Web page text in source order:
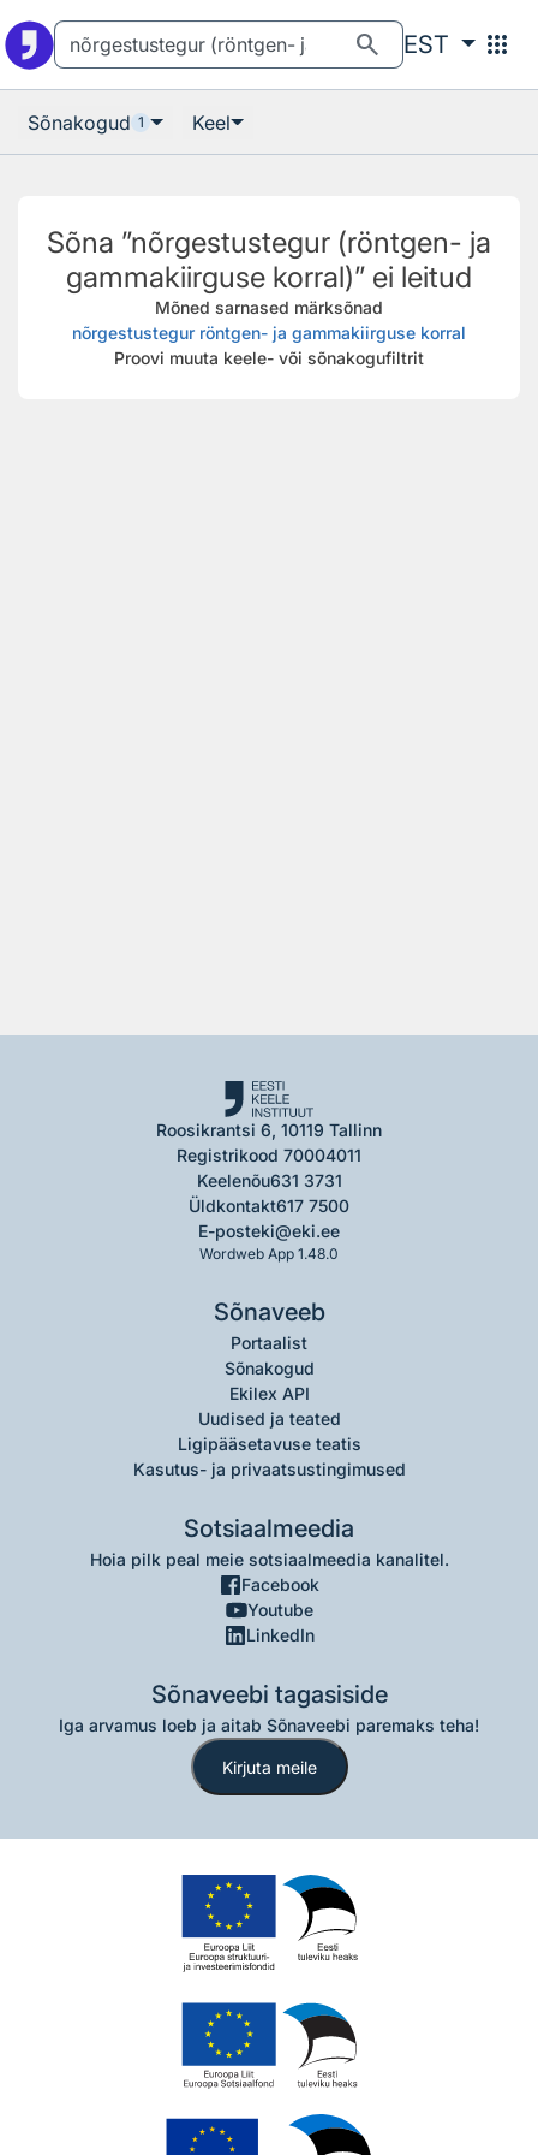
search EST apps
Sõnakogud 1 Keel
Sõna ”nõrgestustegur (röntgen- ja
gammakiirguse korral)” ei leitud
Mõned sarnased märksõnad
nõrgestustegur röntgen- ja gammakiirguse korral
Proovi muuta keele- või sõnakogufiltrit
Roosikrantsi 6, 10119 Tallinn
Registrikood 70004011
Keelenõu631 3731
Üldkontakt617 7500
E-posteki@eki.ee
Wordweb App 1.48.0
Sõnaveeb
Portaalist
Sõnakogud
Ekilex API
Uudised ja teated
Ligipääsetavuse teatis
Kasutus- ja privaatsustingimused
Sotsiaalmeedia
Hoia pilk peal meie sotsiaalmeedia kanalitel.
Facebook
Youtube
LinkedIn
Sõnaveebi tagasiside
Iga arvamus loeb ja aitab Sõnaveebi paremaks teha!
Kirjuta meile